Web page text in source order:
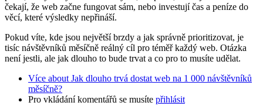
čekají, že web začne fungovat sám, nebo investují čas a peníze do
věcí, které výsledky nepřináší.
Pokud víte, kde jsou největší brzdy a jak správně prioritizovat, je
tisíc návštěvníků měsíčně reálný cíl pro téměř každý web. Otázka
není jestli, ale jak dlouho to bude trvat a co pro to musíte udělat.
Více about Jak dlouho trvá dostat web na 1 000 návštěvníků
měsíčně?
Pro vkládání komentářů se musíte přihlásit